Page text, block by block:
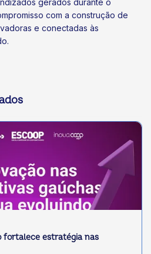
gerados durante o
com a construção de
e conectadas às
fortalece estratégia nas